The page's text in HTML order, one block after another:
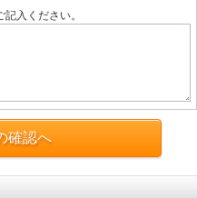
入ください。
確認へ